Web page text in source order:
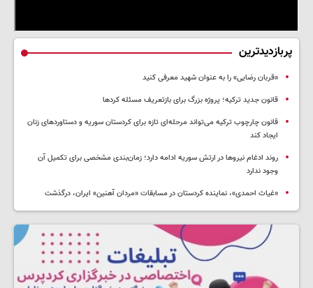
پربازدیدترین
«قربان رضایی» را به عنوان شهید معرفی کنید
قانون جدید ترکیه؛ پروژه بزرگ‌ برای بازتعریف مسئله کردها
قانون چارچوب ترکیه می‌تواند مرحله‌ای تازه برای کردستان سوریه و دستاوردهای زنان
ایجاد کند
روند ادغام نیروها در ارتش سوریه ادامه دارد؛ زمان‌بندی مشخصی برای تکمیل آن
وجود ندارد
«غیاث احمدی»، نماینده کردستان در مسابقات «مردان آهنین» ایران، درگذشت